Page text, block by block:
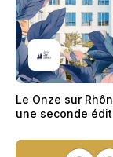
Le Onze sur
une seconde